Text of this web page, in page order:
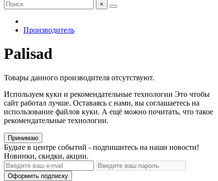
×
Производитель
Palisad
Товары данного производителя отсутствуют.
Используем куки и рекомендательные технологии Это чтобы
сайт работал лучше. Оставаясь с нами, вы соглашаетесь на
использование файлов куки. А ещё можно почитать, что такое
рекомендательные технологии.
Принимаю
Будьте в центре событий - подпишитесь на наши новости!
Новинки, скидки, акции.
Оформить подписку